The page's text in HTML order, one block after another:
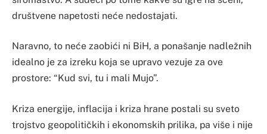
društvene napetosti neće nedostajati.
Naravno, to neće zaobići ni BiH, a ponašanje nadležnih
idealno je za izreku koja se upravo vezuje za ove
prostore: “Kud svi, tu i mali Mujo”.
Kriza energije, inflacija i kriza hrane postali su sveto
trojstvo geopolitičkih i ekonomskih prilika, pa više i nije